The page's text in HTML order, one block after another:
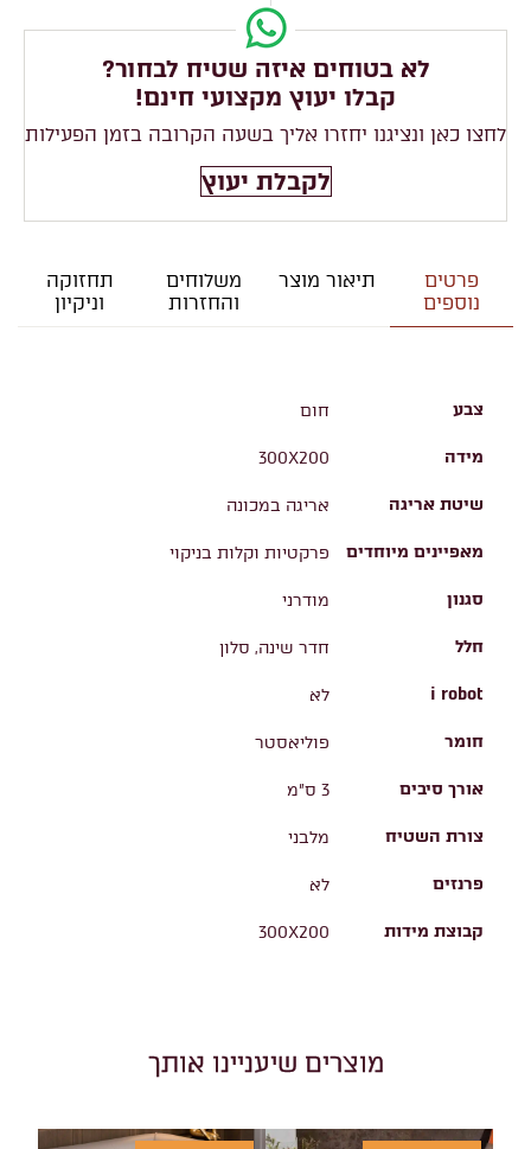
לא בטוחים איזה שטיח לבחור?
קבלו יעוץ מקצועי חינם!
לחצו כאן ונציגנו יחזרו אליך בשעה הקרובה בזמן הפעילות
לקבלת יעוץ
פרטים
נוספים
תיאור מוצר
משלוחים
והחזרות
תחזוקה
וניקיון
צבע חום
מידה 300X200
שיטת אריגה אריגה במכונה
מאפיינים מיוחדים פרקטיות וקלות בניקוי
סגנון מודרני
חלל חדר שינה, סלון
i robot לא
חומר פוליאסטר
אורך סיבים 3 ס"מ
צורת השטיח מלבני
פרנזים לא
קבוצת מידות 300X200
מוצרים שיעניינו אותך